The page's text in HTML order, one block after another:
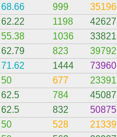
68.66 999 35196
62.22 1198 42627
55.38 1036 33821
62.79 823 39792
71.62 1444 73960
50 677 23391
62.5 784 45087
62.5 832 50875
50 528 21339